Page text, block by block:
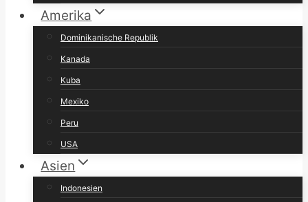
Amerika
Dominikanische Republik
Kanada
Kuba
Mexiko
Peru
USA
Asien
Indonesien